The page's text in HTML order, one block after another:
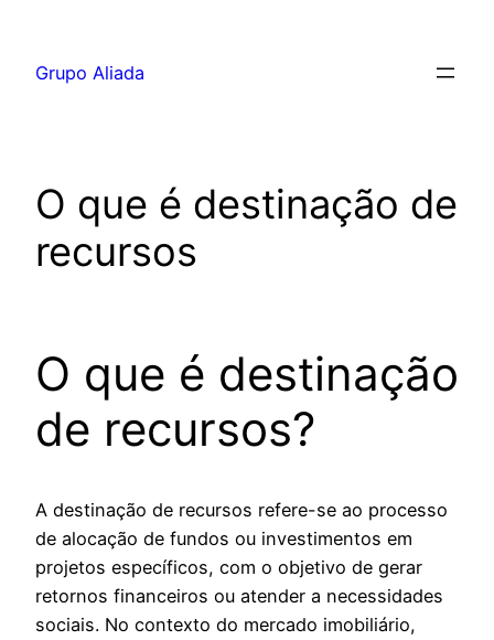
Grupo Aliada
O que é destinação de
recursos
O que é destinação
de recursos?
A destinação de recursos refere-se ao processo
de alocação de fundos ou investimentos em
projetos específicos, com o objetivo de gerar
retornos financeiros ou atender a necessidades
sociais. No contexto do mercado imobiliário,